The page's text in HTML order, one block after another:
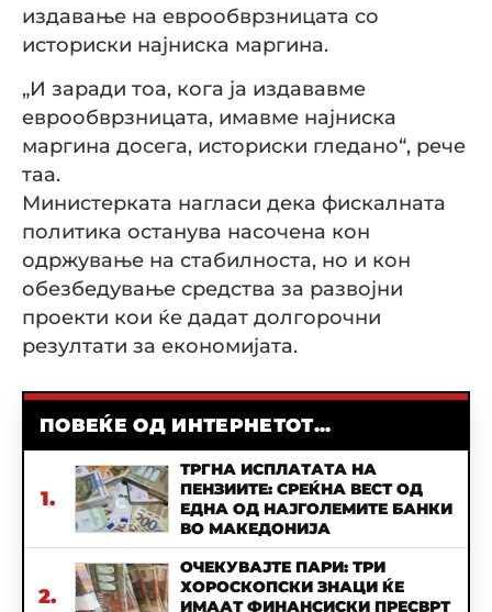
издавање на еврообврзницата со
историски најниска маргина.
„И заради тоа, кога ја издававме
еврообврзницата, имавме најниска
маргина досега, историски гледано“, рече
таа.
Министерката нагласи дека фискалната
политика останува насочена кон
одржување на стабилноста, но и кон
обезбедување средства за развојни
проекти кои ќе дадат долгорочни
резултати за економијата.
ПОВЕЌЕ ОД ИНТЕРНЕТОТ...
1.
ТРГНА ИСПЛАТАТА НА
ПЕНЗИИТЕ: СРЕЌНА ВЕСТ ОД
ЕДНА ОД НАЈГОЛЕМИТЕ БАНКИ
ВО МАКЕДОНИЈА
2.
ОЧЕКУВАЈТЕ ПАРИ: ТРИ
ХОРОСКОПСКИ ЗНАЦИ ЌЕ
ИМААТ ФИНАНСИСКИ ПРЕСВРТ